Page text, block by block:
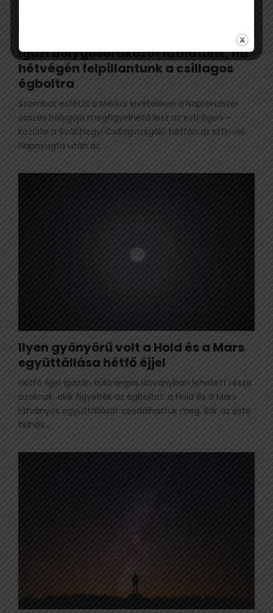
Igazi bolygósorakozót láthatunk, ha
hétvégén felpillantunk a csillagos
égboltra
Szombat estétől a Merkúr kivételével a Naprendszer
összes bolygója megfigyelhető lesz az esti égen –
közölte a Svábhegyi Csillagvizsgáló hétfőn az MTI-vel.
Napnyugta után az...
Ilyen gyönyörű volt a Hold és a Mars
együttállása hétfő éjjel
Hétfő éjjel igazán különleges látványban lehetett része
azoknak, akik figyelték az égboltot: a Hold és a Mars
látványos együttállását csodálhattuk meg. Bár az este
felhős...